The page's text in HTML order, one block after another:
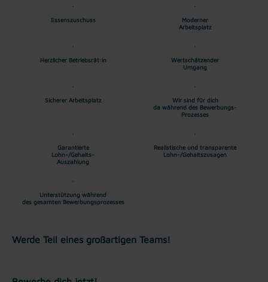
Essenszuschuss
Moderner
Arbeitsplatz
Herzlicher Betriebsrät:in
Wertschätzender
Umgang
Sicherer Arbeitsplatz
Wir sind für dich
da während des Bewerbungs-
Prozesses
Garantierte
Lohn-/Gehalts-
Auszahlung
Realistische und transparente
Lohn-/Gehaltszusagen
Unterstützung während
des gesamten Bewerbungsprozesses
Werde Teil eines großartigen Teams!